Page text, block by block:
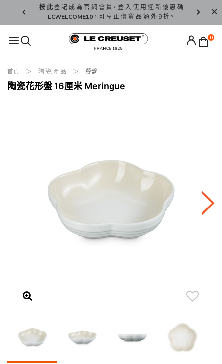
按 此登 記 成 為 官 網 會 員，登 入 使 用 迎 新 優 惠 碼
LCWELCOME10，可 享 正 價 貨 品 額 外 9 折。
香 港 / 澳
0
首頁 陶 瓷 產 品 餐盤
陶瓷花形盤 16厘米 Meringue